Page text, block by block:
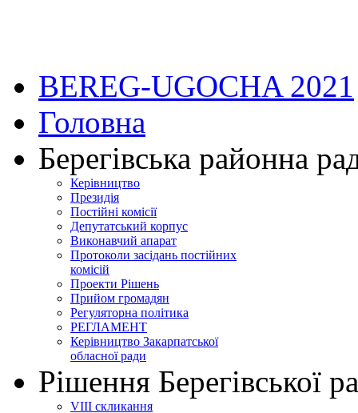
BEREG-UGOCHA 2021
Головна
Берегівська районна
Керівництво
Президія
Постійні комісії
Депутатський корпус
Виконавчий апарат
Протоколи засідань постійних
комісій
Проекти Рішень
Прийом громадян
Регуляторна політика
РЕГЛАМЕНТ
Керівництво Закарпатської
обласної ради
Рішення Берегівської
VIII скликання